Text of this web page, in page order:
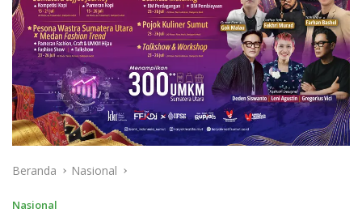
Beranda Nasional
Nasional